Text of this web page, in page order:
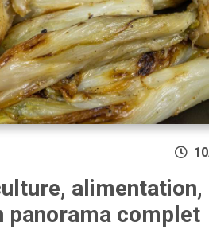
alimentation,
panorama complet